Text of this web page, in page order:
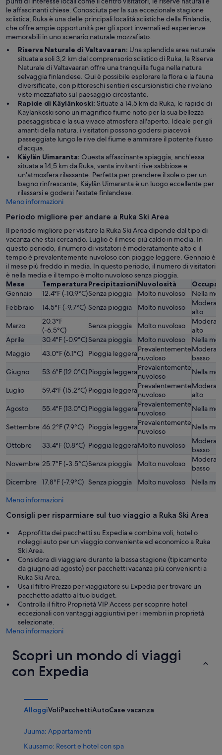
le affascinanti chiese. Conosciuta per la sua eccezionale stagione
sciistica, Ruka è una delle principali località sciistiche della Finlandia,
che offre ampie opportunità per gli sport invernali ed esperienze
memorabili in uno scenario naturale mozzafiato.
Riserva Naturale di Valtavaaran: Una splendida area naturale
situata a soli 3,2 km dal comprensorio sciistico di Ruka, la Riserva
Naturale di Valtavaaran offre una tranquilla fuga nella natura
selvaggia finlandese. Qui è possibile esplorare la flora e la fauna
diversificate, con pittoreschi sentieri escursionistici che rivelano
viste mozzafiato sul paesaggio circostante.
Rapide di Käylänkoski: Situate a 14,5 km da Ruka, le rapide di
Käylänkoski sono un magnifico fiume noto per la sua bellezza
paesaggistica e la sua vivace atmosfera all'aperto. Ideale per gli
amanti della natura, i visitatori possono godersi piacevoli
passeggiate lungo le rive del fiume e ammirare il potente flusso
d'acqua.
Käylän Uimaranta: Questa affascinante spiaggia, anch'essa
situata a 14,5 km da Ruka, vanta invitanti rive sabbiose e
un'atmosfera rilassante. Perfetta per prendere il sole o per un
bagno rinfrescante, Käylän Uimaranta è un luogo eccellente per
rilassarsi e godersi l'estate finlandese.
Meno informazioni
Periodo migliore per andare a Ruka Ski Area
Il periodo migliore per visitare la Ruka Ski Area dipende dal tipo di
vacanza che stai cercando. Luglio è il mese più caldo in media. In
questo periodo, il numero di visitatori è moderatamente alto e il
tempo è prevalentemente nuvoloso con piogge leggere. Gennaio è
il mese più freddo in media. In questo periodo, il numero di visitatori
è nella media e il tempo è molto nuvoloso senza pioggia.
Mese
TemperaturaPrecipitazioniNuvolosità
Gennaio
12.4°F (-10.9°C)Senza pioggia Molto nuvoloso
Nella
Febbraio
14.5°F (-9.7°C) Senza pioggia Molto nuvoloso
alto
Marzo
20.3°F
(-6.5°C)
Senza pioggia Molto nuvoloso
alto
Aprile
30.4°F (-0.9°C)Senza pioggia Molto nuvoloso
Nella
Maggio
43.0°F (6.1°C) Pioggia leggeraPrevalentemente
nuvoloso
basso
Giugno
53.6°F (12.0°C)Pioggia leggeraPrevalentemente
nuvoloso
Nella
Luglio 59.4°F (15.2°C) Pioggia leggeraPrevalentemente
nuvoloso
alto
Agosto
55.4°F (13.0°C)Pioggia leggeraPrevalentemente
nuvoloso
Nella
Settembre 46.2°F (7.9°C) Pioggia leggeraPrevalentemente
nuvoloso
Nella
Ottobre 33.4°F (0.8°C) Pioggia leggeraMolto nuvoloso
basso
Novembre 25.7°F (-3.5°C)Senza pioggia Molto nuvoloso
basso
Dicembre
17.8°F (-7.9°C) Senza pioggia Molto nuvoloso
Nella
Meno informazioni
Consigli per risparmiare sul tuo viaggio a Ruka Ski Area
Approfitta dei pacchetti su Expedia e combina voli, hotel o
noleggi auto per un viaggio conveniente ed economico a Ruka
Ski Area.
Considera di viaggiare durante la bassa stagione (tipicamente
da giugno ad agosto) per pacchetti vacanza più convenienti a
Ruka Ski Area.
Usa il filtro Prezzo per viaggiatore su Expedia per trovare un
pacchetto adatto al tuo budget.
Controlla il filtro Proprietà VIP Access per scoprire hotel
eccezionali con vantaggi aggiuntivi per i membri in proprietà
selezionate.
Meno informazioni
Scopri un mondo di viaggi
con Expedia
AlloggiVoliPacchettiAutoCase vacanza
Juuma: Appartamenti
Kuusamo: Resort e hotel con spa